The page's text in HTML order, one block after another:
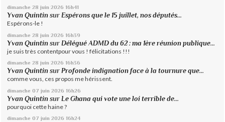
dimanche 28 juin 2026 16h41
Yvan Quintin surEspérons que le 15 juillet, nos députés...
Espérons-le !
dimanche 28 juin 2026 16h39
Yvan Quintin surDélégué ADMD du 62 : ma 1ère réunion publique...
je suis très contentpour vous ! félicitations !!!
dimanche 28 juin 2026 16h36
Yvan Quintin surProfonde indignation face à la tournure que...
comme vous, ces propos me hérissent.
dimanche 07 juin 2026 16h26
Yvan Quintin sur Le Ghana qui vote une loi terrible de...
pourquoi cette haine ?
dimanche 07 juin 2026 16h24